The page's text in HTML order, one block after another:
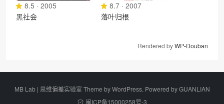
8.5 · 2005
黑社会
8.7 · 2007
落叶归根
Rendered byWP-Douban
MB Lab | 思维偏差实验室 Theme byWordPress. Powered byGUANLIAN
闽ICP备15000258号-3